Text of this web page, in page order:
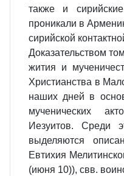
также и
проникали в
сирийской
Доказательством
жития и
Христианства в
наших дней в
мученических
Иезуитов. Среди
выделяются
Евтихия
(июня 10)), свв.